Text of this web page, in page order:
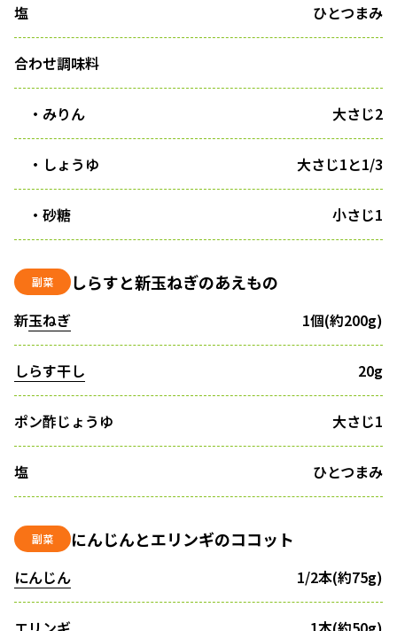
塩 ひとつまみ
合わせ調味料
・みりん 大さじ2
・しょうゆ 大さじ1と1/3
・砂糖 小さじ1
副菜 しらすと新玉ねぎのあえもの
新玉ねぎ 1個(約200g)
しらす干し 20g
ポン酢じょうゆ 大さじ1
塩 ひとつまみ
副菜 にんじんとエリンギのココット
にんじん 1/2本(約75g)